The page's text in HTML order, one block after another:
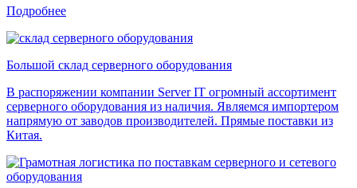
Подробнее
Большой склад серверного оборудования
В распоряжении компании Server IT огромный ассортимент
серверного оборудования из наличия. Являемся импортером
напрямую от заводов производителей. Прямые поставки из
Китая.